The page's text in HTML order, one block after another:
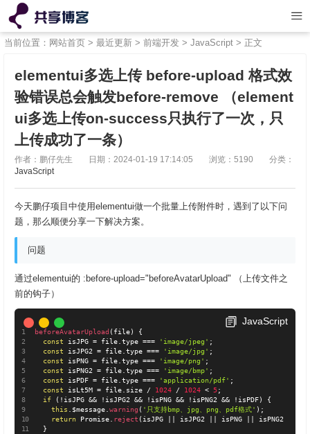
当前位置： 网站首页 > 最近更新 > 前端开发 > JavaScript > 正文
elementui多选上传 before-upload 格式效
验错误总会触发before-remove （element
ui多选上传on-success只执行了一次，只
上传成功了一条）
作者：鹏仔先生 日期：2024-01-19 17:14:05 浏览：5190
分类：
JavaScript
今天鹏仔项目中使用elementui做一个批量上传附件时，遇到了以下问
题，那么顺便分享一下解决方案。
问题
通过elementui的 :before-upload="beforeAvatarUpload" （上传文件之
前的钩子）
JavaScript
beforeAvatarUpload ( file)
{
const isJPG = file. type === 'image/jpeg' ;
const isJPG2 = file. type === 'image/jpg' ;
const isPNG = file. type === 'image/png' ;
const isPNG2 = file. type === 'image/bmp' ;
const isPDF = file. type === 'application/pdf' ;
const isLt5M = file. size / 1024 / 1024 < 5;
if
( ! isJPG && ! isJPG2 && ! isPNG && ! isPNG2 && ! isPDF)
{
this
$message. warning ( '只支持bmp、jpg、png、pdf格式' ) ;
return Promise. reject ( isJPG isJPG2 isPNG isPNG2
}